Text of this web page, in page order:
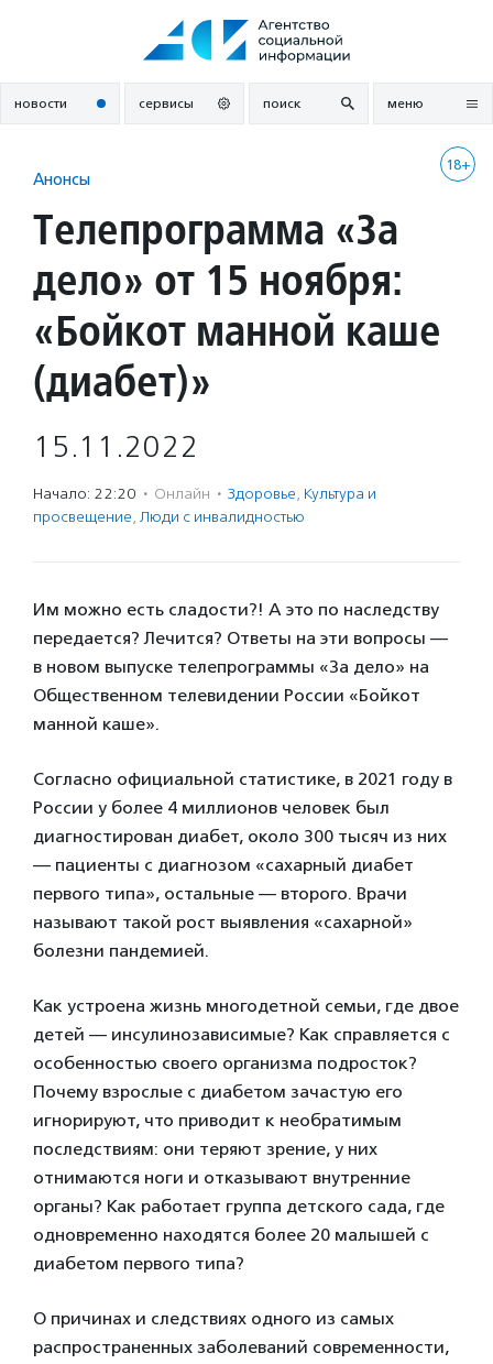
новости сервисы поиск меню
18+
Анонсы
Телепрограмма «За
дело» от 15 ноября:
«Бойкот манной каше
(диабет)»
15.11.2022
Начало: 22:20 · Онлайн · Здоровье, Культура и
просвещение, Люди с инвалидностью
Им можно есть сладости?! А это по наследству
передается? Лечится? Ответы на эти вопросы —
в новом выпуске телепрограммы «За дело» на
Общественном телевидении России «Бойкот
манной каше».
Согласно официальной статистике, в 2021 году в
России у более 4 миллионов человек был
диагностирован диабет, около 300 тысяч из них
— пациенты с диагнозом «сахарный диабет
первого типа», остальные — второго. Врачи
называют такой рост выявления «сахарной»
болезни пандемией.
Как устроена жизнь многодетной семьи, где двое
детей — инсулинозависимые? Как справляется с
особенностью своего организма подросток?
Почему взрослые с диабетом зачастую его
игнорируют, что приводит к необратимым
последствиям: они теряют зрение, у них
отнимаются ноги и отказывают внутренние
органы? Как работает группа детского сада, где
одновременно находятся более 20 малышей с
диабетом первого типа?
О причинах и следствиях одного из самых
распространенных заболеваний современности,